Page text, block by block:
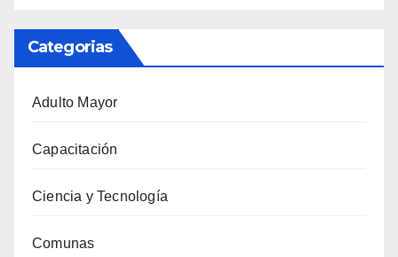
Categorias
Adulto Mayor
Capacitación
Ciencia y Tecnología
Comunas